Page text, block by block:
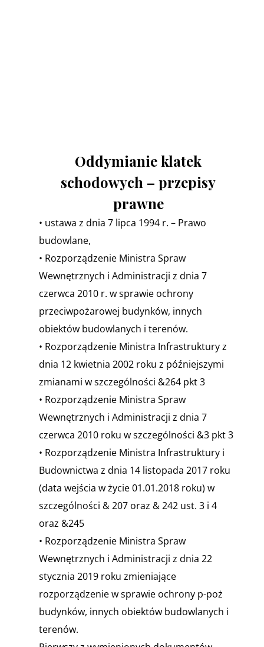
Oddymianie klatek
schodowych – przepisy
prawne
• ustawa z dnia 7 lipca 1994 r. – Prawo
budowlane,
• Rozporządzenie Ministra Spraw
Wewnętrznych i Administracji z dnia 7
czerwca 2010 r. w sprawie ochrony
przeciwpożarowej budynków, innych
obiektów budowlanych i terenów.
• Rozporządzenie Ministra Infrastruktury z
dnia 12 kwietnia 2002 roku z późniejszymi
zmianami w szczególności &264 pkt 3
• Rozporządzenie Ministra Spraw
Wewnętrznych i Administracji z dnia 7
czerwca 2010 roku w szczególności &3 pkt 3
• Rozporządzenie Ministra Infrastruktury i
Budownictwa z dnia 14 listopada 2017 roku
(data wejścia w życie 01.01.2018 roku) w
szczególności & 207 oraz & 242 ust. 3 i 4
oraz &245
• Rozporządzenie Ministra Spraw
Wewnętrznych i Administracji z dnia 22
stycznia 2019 roku zmieniające
rozporządzenie w sprawie ochrony p-poż
budynków, innych obiektów budowlanych i
terenów.